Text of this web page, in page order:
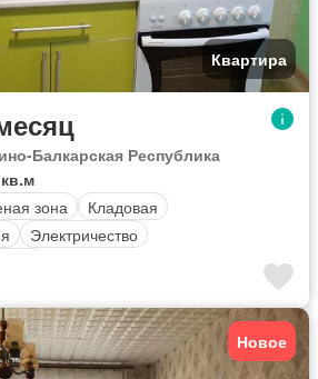
Квартира
Балкарская Республика
зона
Кладовая
Электричество
Новое